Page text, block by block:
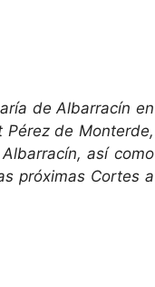
de Albarracín en
Pérez de Monterde,
así como
próximas Cortes a